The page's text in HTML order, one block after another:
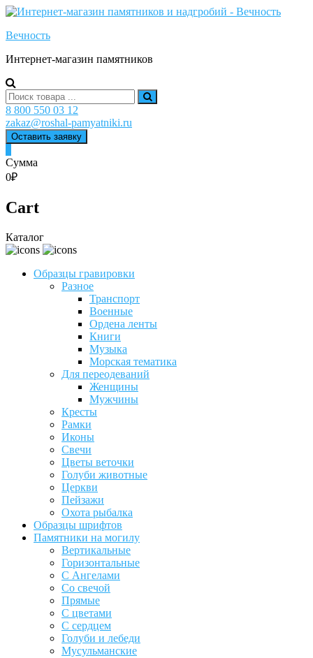
Skip
content
Вечность
Интернет-магазин памятников
Search
for:
8 800 550 03 12
zakaz@roshal-pamyatniki.ru
Оставить заявку
Сумма
0₽
Cart
Каталог
Образцы гравировки
Разное
Транспорт
Военные
Ордена ленты
Книги
Музыка
Морская тематика
Для переодеваний
Женщины
Мужчины
Кресты
Рамки
Иконы
Свечи
Цветы веточки
Голуби животные
Церкви
Пейзажи
Охота рыбалка
Образцы шрифтов
Памятники на могилу
Вертикальные
Горизонтальные
С Ангелами
Со свечой
Прямые
С цветами
С сердцем
Голуби и лебеди
Мусульманские